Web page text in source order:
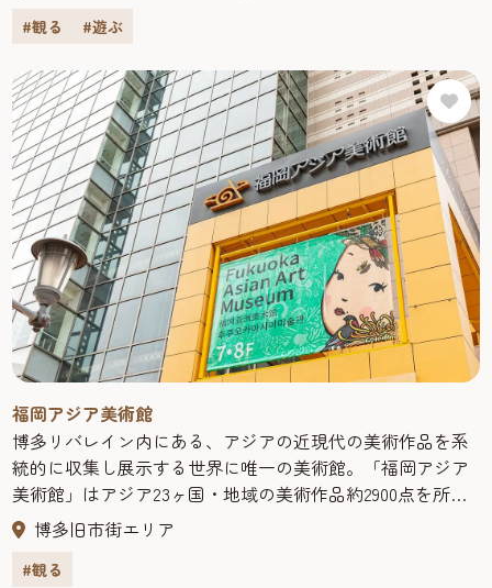
は珍しい熱帯の植物を展示する温室をはじめとして、バラ
2,600種の植物を観賞できる。動物園の観覧車からは福岡市
を一望できる。
#観る #遊ぶ
福岡アジア美術館
博多リバレイン内にある、アジアの近現代の美術作品を系
統的に収集し展示する世界に唯一の美術館。「福岡アジア
美術館」はアジア23ヶ国・地域の美術作品約2900点を所
蔵・展示。作品展示だけにとどまらず、アジアのアーティ
ストを招いての制作やワークショップなども行っていま
す。また、ミュージアムショップには、オリジナルグッズ
博多旧市街エリア
#観る